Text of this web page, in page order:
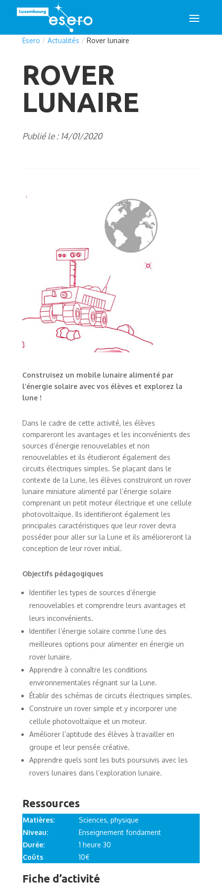
Esero / Actualités / Rover lunaire
ROVER
LUNAIRE
Publié le : 14/01/2020
Construisez un mobile lunaire alimenté par
l’énergie solaire avec vos élèves et explorez la
lune !
Dans le cadre de cette activité, les élèves
compareront les avantages et les inconvénients des
sources d’énergie renouvelables et non
renouvelables et ils étudieront également des
circuits électriques simples. Se plaçant dans le
contexte de la Lune, les élèves construiront un rover
lunaire miniature alimenté par l’énergie solaire
comprenant un petit moteur électrique et une cellule
photovoltaïque. Ils identifieront également les
principales caractéristiques que leur rover devra
posséder pour aller sur la Lune et ils amélioreront la
conception de leur rover initial.
Objectifs pédagogiques
Identifier les types de sources d’énergie
renouvelables et comprendre leurs avantages et
leurs inconvénients.
Identifier l’énergie solaire comme l’une des
meilleures options pour alimenter en énergie un
rover lunaire.
Apprendre à connaître les conditions
environnementales régnant sur la Lune.
Établir des schémas de circuits électriques simples.
Construire un rover simple et y incorporer une
cellule photovoltaïque et un moteur.
Améliorer l’aptitude des élèves à travailler en
groupe et leur pensée créative.
Apprendre quels sont les buts poursuivis avec les
rovers lunaires dans l’exploration lunaire.
Ressources
Matières:
Sciences, physique
Niveau:
Enseignement fondament
Durée:
1 heure 30
Coûts
10€
Fiche d’activité